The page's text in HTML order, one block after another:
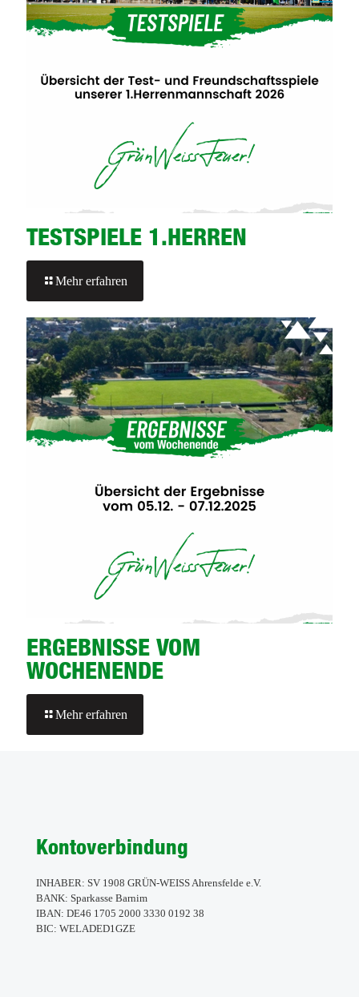
TESTSPIELE 1.HERREN
Mehr erfahren
ERGEBNISSE VOM
WOCHENENDE
Mehr erfahren
Kontoverbindung
INHABER: SV 1908 GRÜN-WEISS Ahrensfelde e.V.
BANK: Sparkasse Barnim
IBAN: DE46 1705 2000 3330 0192 38
BIC: WELADED1GZE